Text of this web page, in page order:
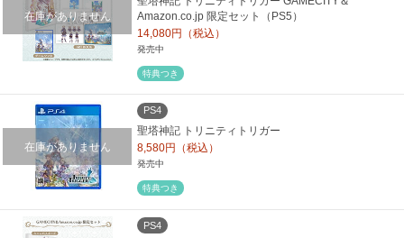
在庫がありません
Amazon.co.jp 限定セット（PS5）
14,080円（税込）
発売中
特典つき
在庫がありません
PS4
聖塔神記 トリニティトリガー
8,580円（税込）
発売中
特典つき
PS4